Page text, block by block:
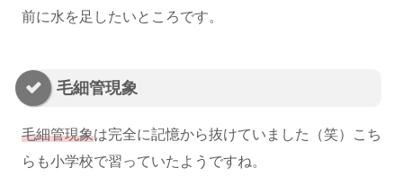
前に水を足したいところです。
毛細管現象
毛細管現象は完全に記憶から抜けていました（笑）こち
らも小学校で習っていたようですね。